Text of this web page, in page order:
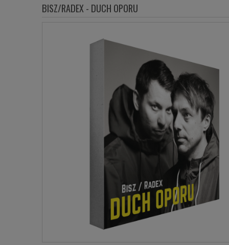
BISZ/RADEX - DUCH OPORU